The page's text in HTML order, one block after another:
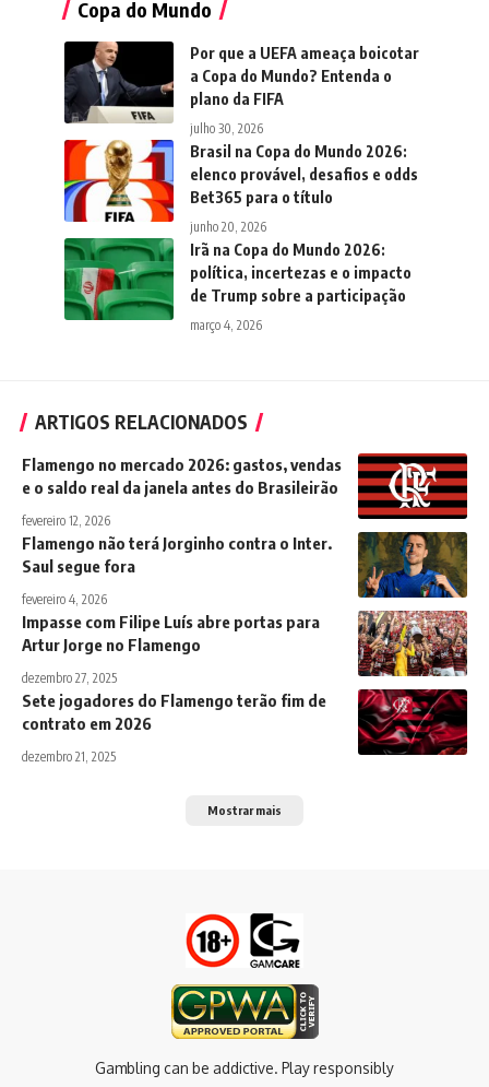
Copa do Mundo
Por que a UEFA ameaça boicotar
a Copa do Mundo? Entenda o
plano da FIFA
julho 30, 2026
Brasil na Copa do Mundo 2026:
elenco provável, desafios e odds
Bet365 para o título
junho 20, 2026
Irã na Copa do Mundo 2026:
política, incertezas e o impacto
de Trump sobre a participação
março 4, 2026
ARTIGOS RELACIONADOS
Flamengo no mercado 2026: gastos, vendas
e o saldo real da janela antes do Brasileirão
fevereiro 12, 2026
Flamengo não terá Jorginho contra o Inter.
Saul segue fora
fevereiro 4, 2026
Impasse com Filipe Luís abre portas para
Artur Jorge no Flamengo
dezembro 27, 2025
Sete jogadores do Flamengo terão fim de
contrato em 2026
dezembro 21, 2025
Mostrar mais
Gambling can be addictive. Play responsibly